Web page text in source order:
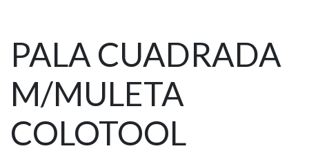
PALA CUADRADA
M/MULETA
COLOTOOL